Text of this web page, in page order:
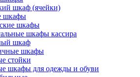
шкаф (ячейки)
шкафы
шкафы
шкафы кассира
шкаф
шкафы
стойки
шкафы для одежды и обуви